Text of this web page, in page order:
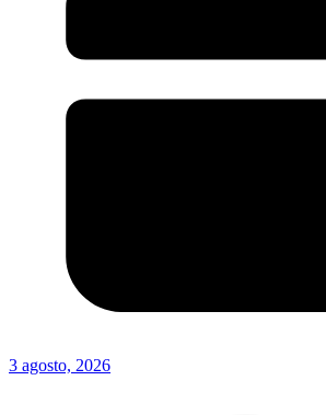
3 agosto, 2026